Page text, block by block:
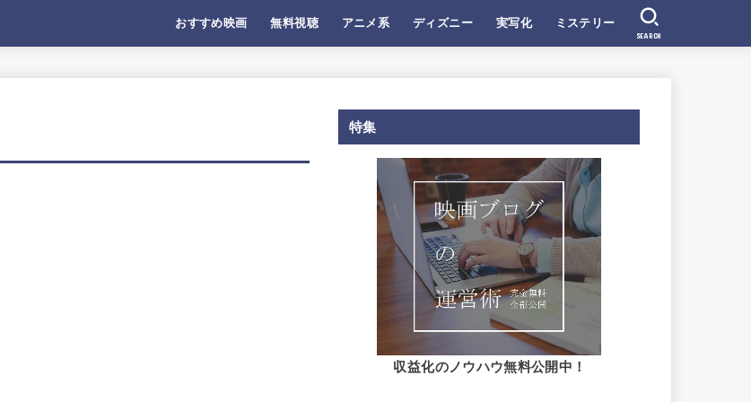
おすすめ映画 無料視聴 アニメ系 ディズニー 実写化 ミステリー
SEARCH
特集
収益化のノウハウ無料公開中！